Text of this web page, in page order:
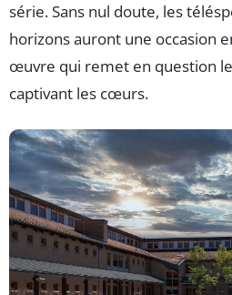
série. Sans nul doute, les
horizons auront une occasion
œuvre qui remet en question
captivant les cœurs.